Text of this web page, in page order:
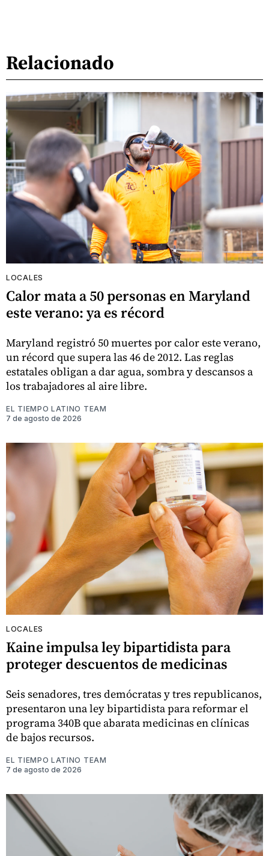
Relacionado
LOCALES
Calor mata a 50 personas en Maryland
este verano: ya es récord
Maryland registró 50 muertes por calor este verano,
un récord que supera las 46 de 2012. Las reglas
estatales obligan a dar agua, sombra y descansos a
los trabajadores al aire libre.
EL TIEMPO LATINO TEAM
7 de agosto de 2026
LOCALES
Kaine impulsa ley bipartidista para
proteger descuentos de medicinas
Seis senadores, tres demócratas y tres republicanos,
presentaron una ley bipartidista para reformar el
programa 340B que abarata medicinas en clínicas
de bajos recursos.
EL TIEMPO LATINO TEAM
7 de agosto de 2026